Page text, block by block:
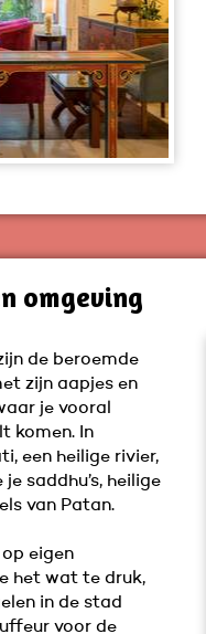
omgeving
de beroemde
zijn aapjes en
je vooral
komen. In
een heilige rivier,
saddhu’s, heilige
van Patan.
eigen
het wat te druk,
in de stad
voor de